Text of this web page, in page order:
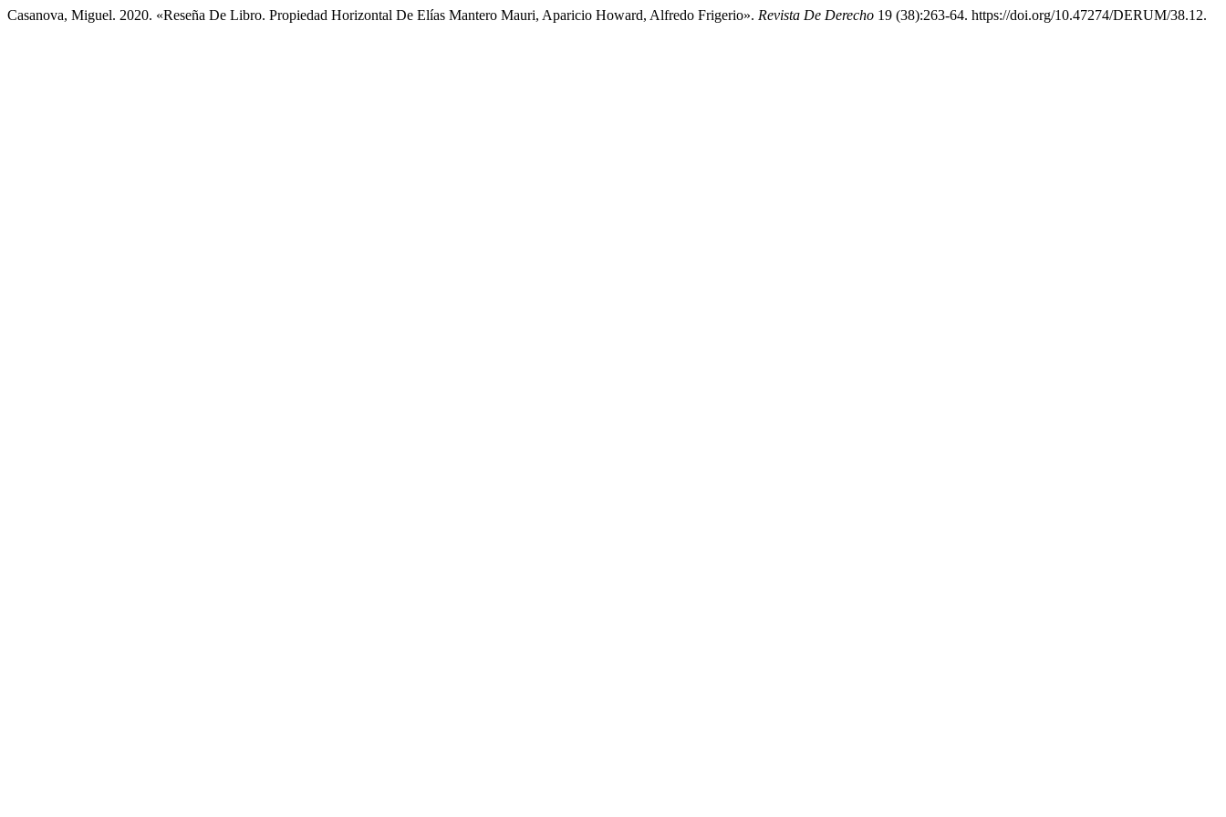
Casanova, Miguel. 2020. «Reseña De Libro. Propiedad Horizontal De Elías Mantero Mauri, Aparicio Howard, Alfredo Frigerio». Revista De Derecho 19 (38):263-64. https://doi.org/10.47274/DERUM/38.12.